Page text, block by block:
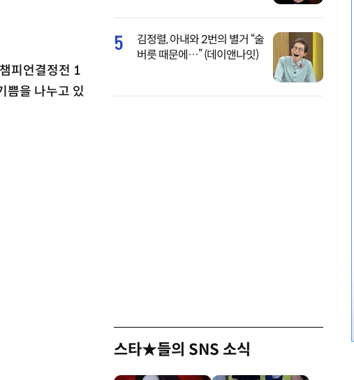
피언결정전 1
쁨을 나누고 있
5
김정렬, 아내와 2번의 별거 “술
버릇 때문에…” (데이앤나잇)
스타★들의 SNS 소식